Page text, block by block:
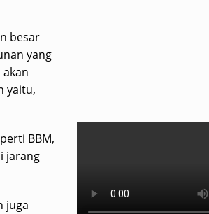
besar
yang
yaitu,
BBM,
jarang
juga